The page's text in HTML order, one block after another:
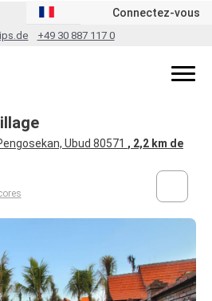
+49 30 887 117 0
Connectez-vous
Ubud 80571 , 2,2 km de